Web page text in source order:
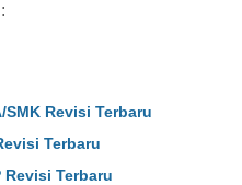
SMK Revisi Terbaru
Terbaru
Revisi Terbaru